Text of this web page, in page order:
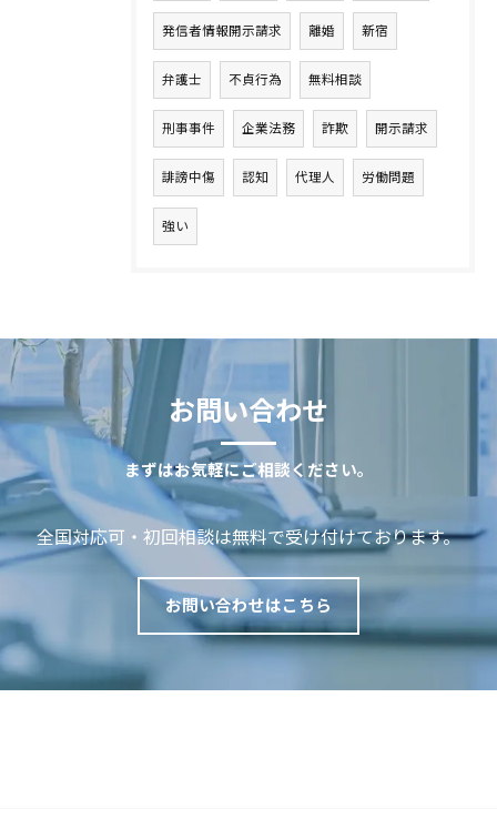
発信者情報開示請求 離婚 新宿
弁護士 不貞行為 無料相談
刑事事件 企業法務 詐欺 開示請求
誹謗中傷 認知 代理人 労働問題
強い
まずはお気軽にご相談ください。
お問い合わせ
全国対応可・初回相談は無料で受け付けております。
お問い合わせはこちら